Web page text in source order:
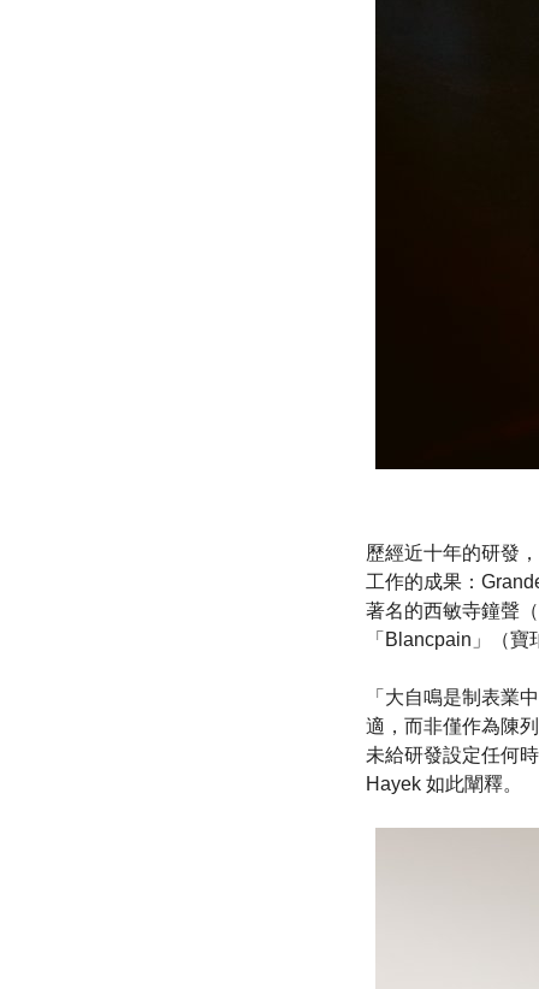
歷經近十年的研發
工作的成果：
著名的西敏寺鐘聲
「Blancpain」（寶
「大自鳴是制表業
適，而非僅作為陳
未給研發設定任何
Hayek 如此闡釋。